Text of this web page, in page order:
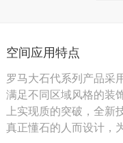
空间应用特点
罗马大石代系列产品采
满足不同区域风格的装
上实现质的突破，全新
真正懂石的人而设计，